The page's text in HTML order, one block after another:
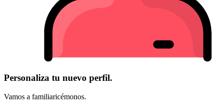
Personaliza tu nuevo perfil.
Vamos a familiaricémonos.